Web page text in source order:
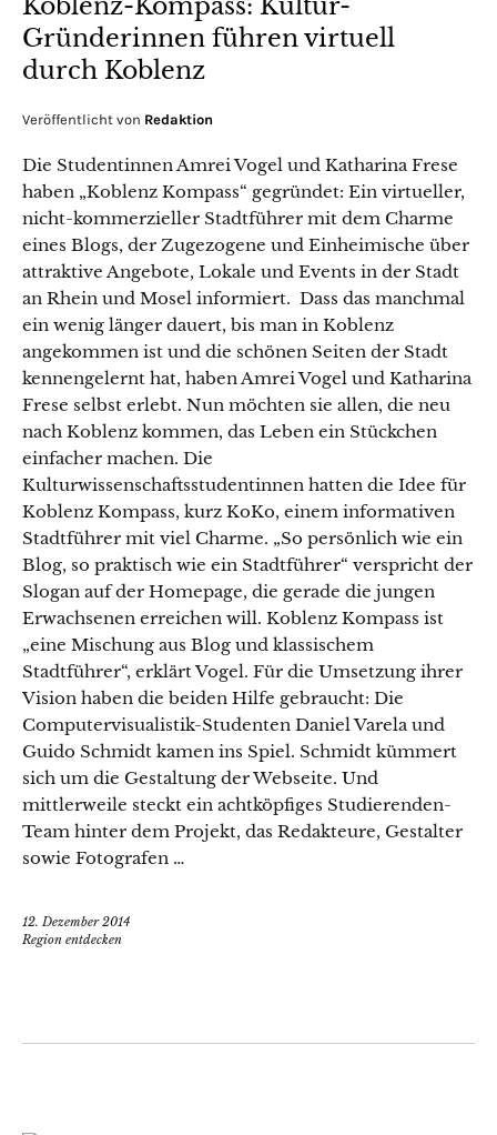
Koblenz-Kompass: Kultur-
Gründerinnen führen virtuell
durch Koblenz
Veröffentlicht von Redaktion
Die Studentinnen Amrei Vogel und Katharina Frese
haben „Koblenz Kompass“ gegründet: Ein virtueller,
nicht-kommerzieller Stadtführer mit dem Charme
eines Blogs, der Zugezogene und Einheimische über
attraktive Angebote, Lokale und Events in der Stadt
an Rhein und Mosel informiert. Dass das manchmal
ein wenig länger dauert, bis man in Koblenz
angekommen ist und die schönen Seiten der Stadt
kennengelernt hat, haben Amrei Vogel und Katharina
Frese selbst erlebt. Nun möchten sie allen, die neu
nach Koblenz kommen, das Leben ein Stückchen
einfacher machen. Die
Kulturwissenschaftsstudentinnen hatten die Idee für
Koblenz Kompass, kurz KoKo, einem informativen
Stadtführer mit viel Charme. „So persönlich wie ein
Blog, so praktisch wie ein Stadtführer“ verspricht der
Slogan auf der Homepage, die gerade die jungen
Erwachsenen erreichen will. Koblenz Kompass ist
„eine Mischung aus Blog und klassischem
Stadtführer“, erklärt Vogel. Für die Umsetzung ihrer
Vision haben die beiden Hilfe gebraucht: Die
Computervisualistik-Studenten Daniel Varela und
Guido Schmidt kamen ins Spiel. Schmidt kümmert
sich um die Gestaltung der Webseite. Und
mittlerweile steckt ein achtköpfiges Studierenden-
Team hinter dem Projekt, das Redakteure, Gestalter
sowie Fotografen …
12. Dezember 2014
Region entdecken